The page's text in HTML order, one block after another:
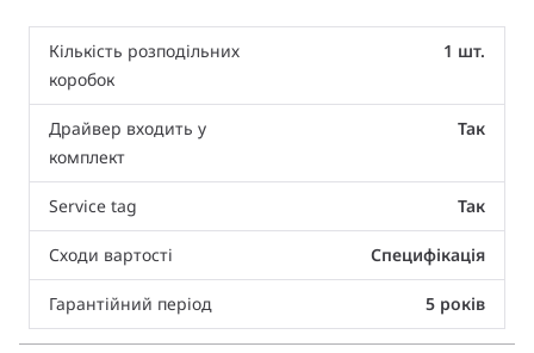
Кількість розподільних
коробок
1 шт.
Драйвер входить у
комплект
Так
Service tag Так
Сходи вартості Специфікація
Гарантійний період 5 років